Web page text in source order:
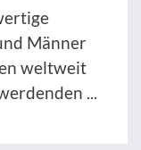
Männer
weltweit
...